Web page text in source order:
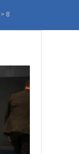
> 8